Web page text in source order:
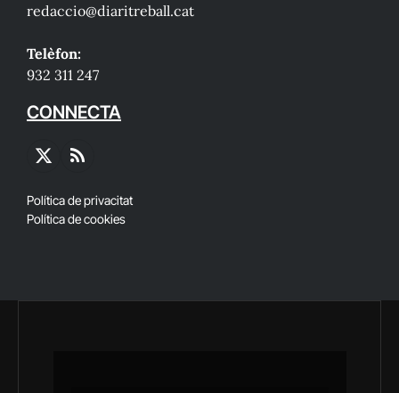
redaccio@diaritreball.cat
Telèfon:
932 311 247
CONNECTA
X
RSS
Política de privacitat
Política de cookies